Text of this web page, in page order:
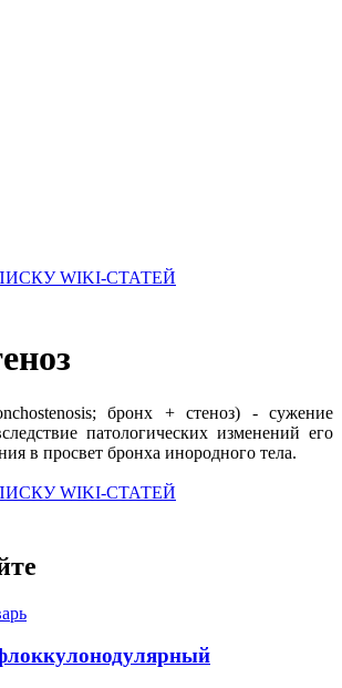
WIKI-СТАТЕЙ
бронх + стеноз) - сужение
патологических изменений его
в просвет бронха инородного тела.
WIKI-СТАТЕЙ